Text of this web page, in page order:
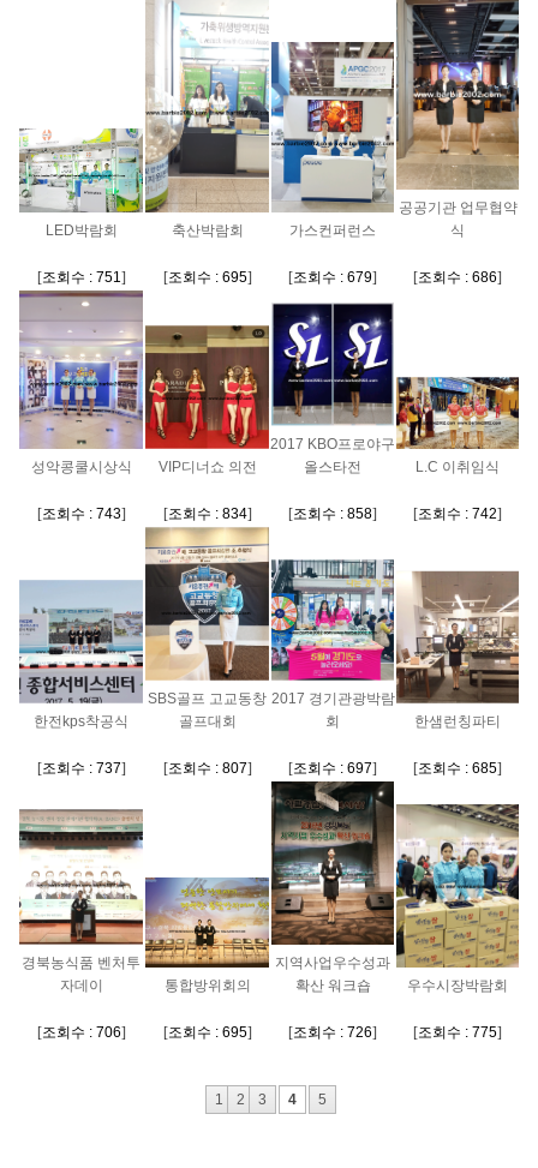
LED박람회
[조회수 : 751]
축산박람회
[조회수 : 695]
가스컨퍼런스
[조회수 : 679]
공공기관 업무협약
식
[조회수 : 686]
성악콩쿨시상식
[조회수 : 743]
VIP디너쇼 의전
[조회수 : 834]
2017 KBO프로야구
올스타전
[조회수 : 858]
L.C 이취임식
[조회수 : 742]
한전kps착공식
[조회수 : 737]
SBS골프 고교동창
골프대회
[조회수 : 807]
2017 경기관광박람
회
[조회수 : 697]
한샘런칭파티
[조회수 : 685]
경북농식품 벤처투
자데이
[조회수 : 706]
통합방위회의
[조회수 : 695]
지역사업우수성과
확산 워크숍
[조회수 : 726]
우수시장박람회
[조회수 : 775]
1 2 3 4 5